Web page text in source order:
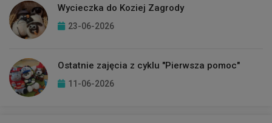
Wycieczka do Koziej Zagrody
23-06-2026
Ostatnie zajęcia z cyklu "Pierwsza pomoc"
11-06-2026